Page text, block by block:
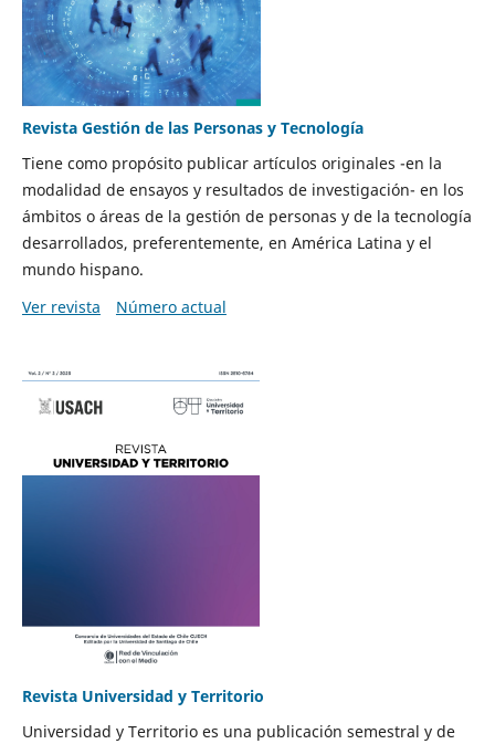
Revista Gestión de las Personas y Tecnología
Tiene como propósito publicar artículos originales -en la
modalidad de ensayos y resultados de investigación- en los
ámbitos o áreas de la gestión de personas y de la tecnología
desarrollados, preferentemente, en América Latina y el
mundo hispano.
Ver revista
Número actual
Revista Universidad y Territorio
Universidad y Territorio es una publicación semestral y de